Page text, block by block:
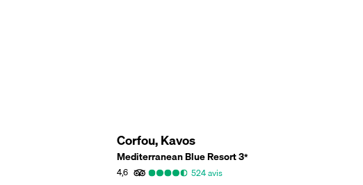
Corfou, Kavos
Mediterranean Blue Resort3*
4,6
524avis